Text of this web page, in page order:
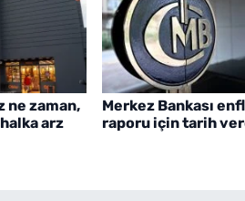
ne zaman,
arz
Merkez Bankası
raporu için tarih